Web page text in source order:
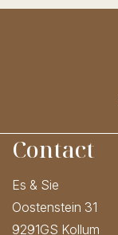
Contact
Es & Sie
Oostenstein 31
9291GS Kollum